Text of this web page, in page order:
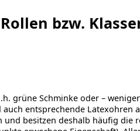
bzw.
grüne Schminke oder –
entsprechende Latexohren
und besitzen deshalb häufig die